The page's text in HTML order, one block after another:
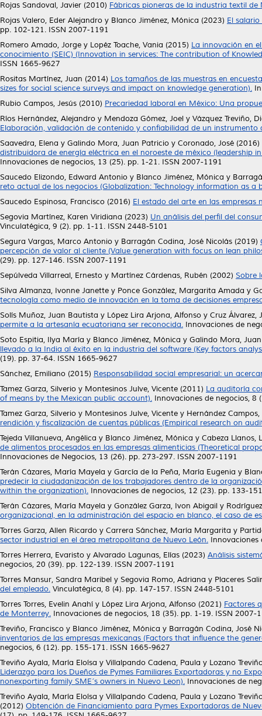
Rojas Sandoval, Javier (2010) Fábricas pioneras de la industria textil de
Rojas Valero, Eder Alejandro y Blanco Jiménez, Mónica (2023) El
pp. 102-121. ISSN 2007-1191
Romero Amado, Jorge y Lopéz Toache, Vania (2015) La innovación en
conocimiento (SEIC) (Innovation in services: The contribution of
ISSN 1665-9627
Rositas Martínez, Juan (2014) Los tamaños de las muestras en
sizes for social science surveys and impact on knowledge generation).
Rubio Campos, Jesús (2010) Precariedad laboral en México: Una
Ríos Hernández, Alejandro y Mendoza Gómez, Joel y Vázquez Treviño,
Elaboración, validación de contenido y confiabilidad de un instrumento
Saavedra, Elena y Galindo Mora, Juan Patricio y Coronado, José (2016)
distribuidora de energía eléctrica en el noroeste de méxico
Innovaciones de negocios, 13 (25). pp. 1-21. ISSN 2007-1191
Saucedo Elizondo, Edward Antonio y Blanco Jiménez, Mónica y
reto actual de los negocios (Globalization: Technology information as a
Saucedo Espinosa, Francisco (2016) El estado del arte en las empresas
Segovia Martínez, Karen Viridiana (2023) Un análisis del perfil del
Vinculatégica, 9 (2). pp. 1-11. ISSN 2448-5101
Segura Vargas, Marco Antonio y Barragán Codina, José Nicolás (2019)
percepción de valor al cliente (Value generation with focus on lean
(29). pp. 127-146. ISSN 2007-1191
Sepúlveda Villarreal, Ernesto y Martínez Cárdenas, Rubén (2002) Sobre
Silva Almanza, Ivonne Janette y Ponce González, Margarita Amada y
tecnología como medio de innovación en la toma de decisiones
Solís Muñoz, Juan Bautista y López Lira Arjona, Alfonso y Cruz Álvarez,
permite a la artesanía ecuatoriana ser reconocida. Innovaciones de
Soto Espitia, Ilya María y Blanco Jiménez, Mónica y Galindo Mora,
llevado a la India al éxito en la industria del software (Key factors
(19). pp. 37-64. ISSN 1665-9627
Sánchez, Emiliano (2015) Responsabilidad social empresarial: un
Tamez Garza, Silverio y Montesinos Julve, Vicente (2011) La auditoría
of means by the Mexican public account). Innovaciones de negocios, 8
Tamez Garza, Silverio y Montesinos Julve, Vicente y Hernández
rendición y fiscalización de cuentas públicas (Empirical research on
Tejeda Villanueva, Angélica y Blanco Jiménez, Mónica y Cabeza Llanos,
de alimentos procesados en las empresas alimenticias (Theoretical
Innovaciones de Negocios, 13 (26). pp. 273-297. ISSN 2007-1191
Terán Cázares, María Mayela y García de la Peña, María Eugenia y
predecir la ciudadanización de los trabajadores dentro de la
within the organization). Innovaciones de negocios, 12 (23). pp. 133-
Terán Cázares, María Mayela y González Garza, Ivon Abigail y
organizacional, en la administración del espacio en blanco, el caso de
Torres Garza, Allen Ricardo y Carrera Sánchez, María Margarita y
sector industrial en el área metropolitana de Nuevo León. Innovaciones
Torres Herrera, Evaristo y Alvarado Lagunas, Elías (2023) Análisis
negocios, 20 (39). pp. 122-139. ISSN 2007-1191
Torres Mansur, Sandra Maribel y Segovia Romo, Adriana y Placeres
del empleado. Vinculatégica, 8 (4). pp. 147-157. ISSN 2448-5101
Torres Torres, Evelin Anahí y López Lira Arjona, Alfonso (2021) Factores
de Monterrey. Innovaciones de negocios, 18 (35). pp. 1-19. ISSN 2007-
Treviño, Francisco y Blanco Jiménez, Mónica y Barragán Codina, José
inventarios de las empresas mexicanas (Factors that influence the
negocios, 6 (12). pp. 155-171. ISSN 1665-9627
Treviño Ayala, María Eloísa y Villalpando Cadena, Paula y Lozano
Liderazgo para los Dueños de Pymes Familiares Exportadoras y no
nonexporting family SME´s owners in Nuevo Leon). Innovaciones de
Treviño Ayala, María Eloísa y Villalpando Cadena, Paula y Lozano
(2012) Obtención de Financiamiento para Pymes Exportadoras de